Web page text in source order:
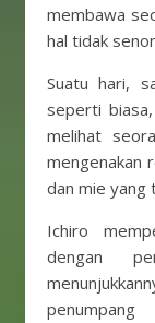
membawa
hal tidak
Suatu hari,
seperti
melihat
mengenakan
dan mie yang
Ichiro
dengan